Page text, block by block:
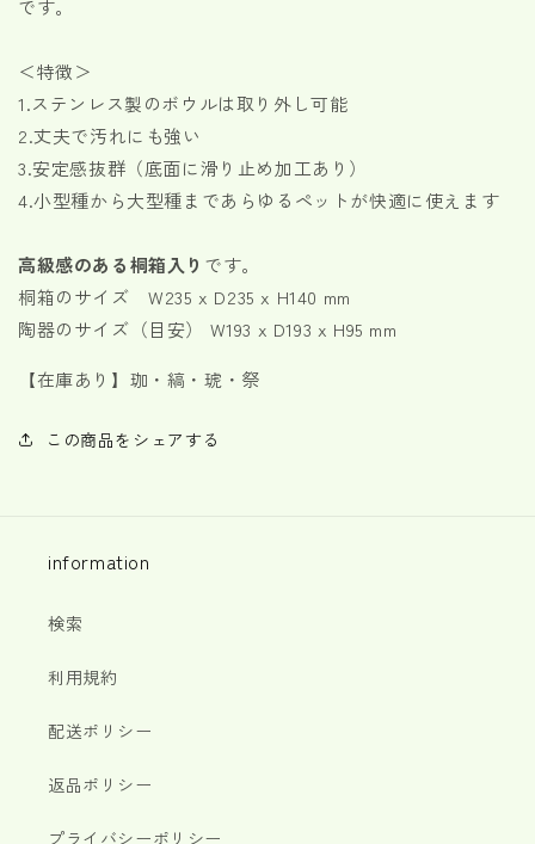
です。
＜特徴＞
1.ステンレス製のボウルは取り外し可能
2.丈夫で汚れにも強い
3.安定感抜群（底面に滑り止め加工あり）
4.小型種から大型種まであらゆるペットが快適に使えます
高級感のある桐箱入り です。
桐箱のサイズ W235 x D235 x H140 mm
陶器のサイズ（目安） W193 x D193 x H95 mm
【在庫あり】 珈・縞・琥・祭
この商品をシェアする
information
検索
利用規約
配送ポリシー
返品ポリシー
プライバシーポリシー